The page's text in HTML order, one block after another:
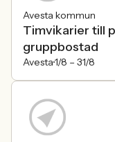
Avesta kommun
Timvikarier till
gruppbostad
Avesta1/8 – 31/8